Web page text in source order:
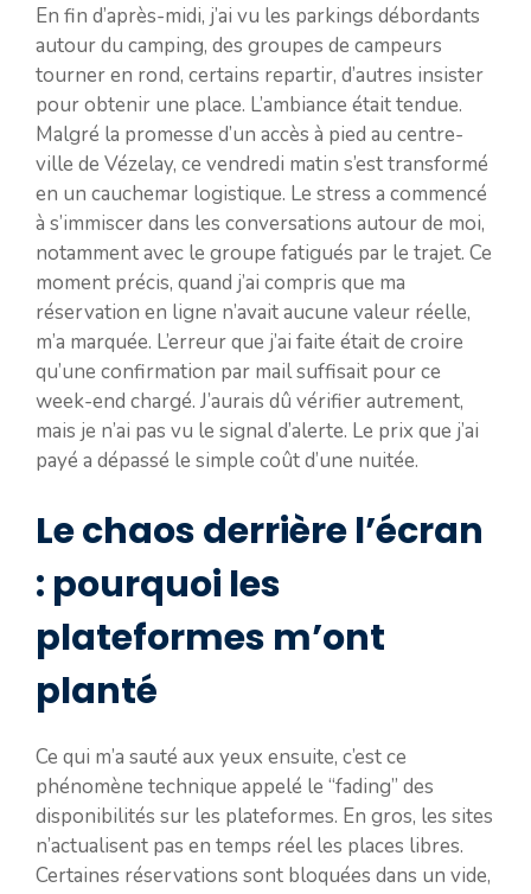
En fin d’après-midi, j’ai vu les parkings débordants
autour du camping, des groupes de campeurs
tourner en rond, certains repartir, d’autres insister
pour obtenir une place. L’ambiance était tendue.
Malgré la promesse d’un accès à pied au centre-
ville de Vézelay, ce vendredi matin s’est transformé
en un cauchemar logistique. Le stress a commencé
à s’immiscer dans les conversations autour de moi,
notamment avec le groupe fatigués par le trajet. Ce
moment précis, quand j’ai compris que ma
réservation en ligne n’avait aucune valeur réelle,
m’a marquée. L’erreur que j’ai faite était de croire
qu’une confirmation par mail suffisait pour ce
week-end chargé. J’aurais dû vérifier autrement,
mais je n’ai pas vu le signal d’alerte. Le prix que j’ai
payé a dépassé le simple coût d’une nuitée.
Le chaos derrière l’écran
: pourquoi les
plateformes m’ont
planté
Ce qui m’a sauté aux yeux ensuite, c’est ce
phénomène technique appelé le “fading” des
disponibilités sur les plateformes. En gros, les sites
n’actualisent pas en temps réel les places libres.
Certaines réservations sont bloquées dans un vide,